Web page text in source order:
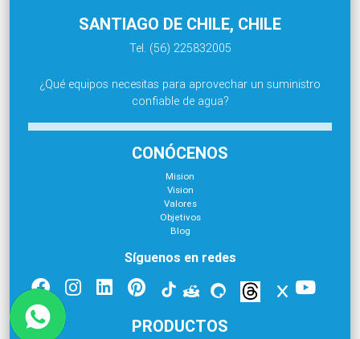
SANTIAGO DE CHILE, CHILE
Tel. (56) 225832005
¿Qué equipos necesitas para aprovechar un suministro
confiable de agua?
CONÓCENOS
Mision
Vision
Valores
Objetivos
Blog
Síguenos en redes
PRODUCTOS